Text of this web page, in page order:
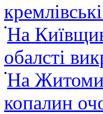
•На
обалсті
•На
копалин